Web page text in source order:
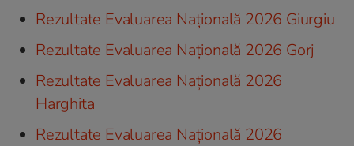
Rezultate Evaluarea Națională 2026 Giurgiu
Rezultate Evaluarea Națională 2026 Gorj
Rezultate Evaluarea Națională 2026
Harghita
Rezultate Evaluarea Națională 2026